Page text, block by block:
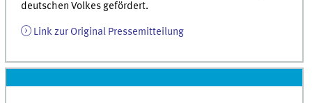
deutschen Volkes gefördert.
Link zur Original Pressemitteilung